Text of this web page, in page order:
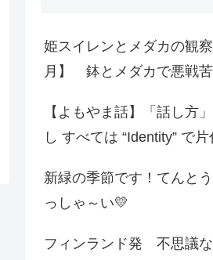
姫スイレンとメダカの観
月】 鉢とメダカで悪戦
【よもやま話】「話し方
し すべては “Identity” で
新緑の季節です！てんと
っしゃ～い💛
フィンランド発 不思議